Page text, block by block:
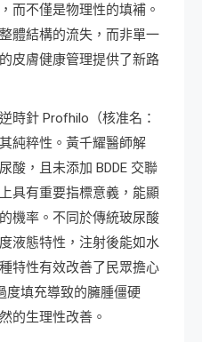
而不僅是物理性的填補。
體結構的流失，而非單一
皮膚健康管理提供了新路
時針 Profhilo（核准名：
純粹性。黃千耀醫師解
酸，且未添加 BDDE 交聯
具有重要指標意義，能顯
機率。不同於傳統玻尿酸
液態特性，注射後能如水
特性有效改善了民眾擔心
填充導致的臃腫僵硬
的生理性改善。